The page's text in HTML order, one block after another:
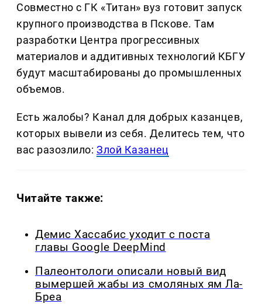
Совместно с ГК «Титан» вуз готовит запуск
крупного производства в Пскове. Там
разработки Центра прогрессивных
материалов и аддитивных технологий КБГУ
будут масштабированы до промышленных
объемов.
Есть жалобы? Канал для добрых казанцев,
которых вывели из себя. Делитеcь тем, что
вас разозлило:Злой Казанец
Читайте также:
Демис Хассабис уходит с поста
главы Google DeepMind
Палеонтологи описали новый вид
вымершей жабы из смоляных ям Ла-
Бреа